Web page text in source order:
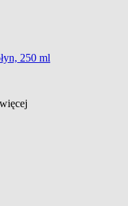
250 ml
więcej